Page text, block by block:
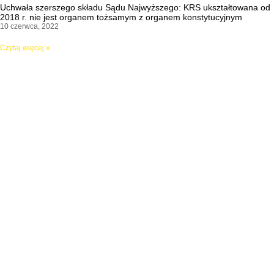
Uchwała szerszego składu Sądu Najwyższego: KRS ukształtowana od
2018 r. nie jest organem tożsamym z organem konstytucyjnym
10 czerwca, 2022
Czytaj więcej »